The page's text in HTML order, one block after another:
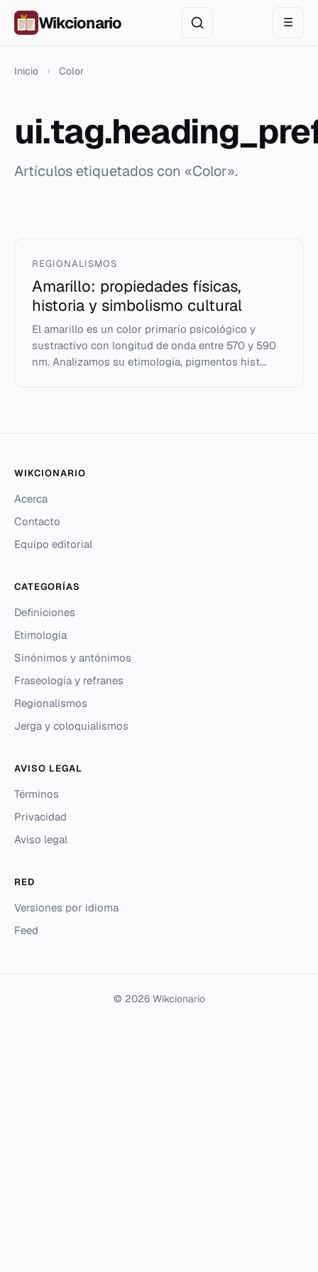
Wikcionario ☰
Inicio › Color
Artículos etiquetados con «Color».
REGIONALISMOS
Amarillo: propiedades físicas,
historia y simbolismo cultural
El amarillo es un color primario psicológico y
sustractivo con longitud de onda entre 570 y 590
nm. Analizamos su etimología, pigmentos hist...
WIKCIONARIO
Acerca
Contacto
Equipo editorial
CATEGORÍAS
Definiciones
Etimología
Sinónimos y antónimos
Fraseología y refranes
Regionalismos
Jerga y coloquialismos
AVISO LEGAL
Términos
Privacidad
Aviso legal
RED
Versiones por idioma
Feed
© 2026 Wikcionario